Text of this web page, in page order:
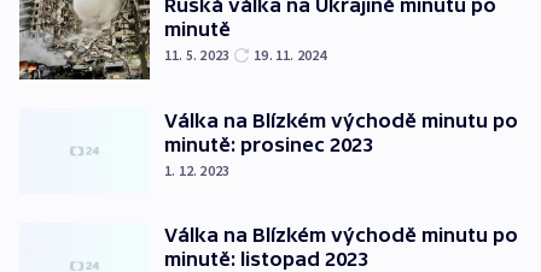
Ruská válka na Ukrajině minutu po
minutě
11. 5. 2023 19. 11. 2024
Válka na Blízkém východě minutu po
minutě: prosinec 2023
1. 12. 2023
Válka na Blízkém východě minutu po
minutě: listopad 2023